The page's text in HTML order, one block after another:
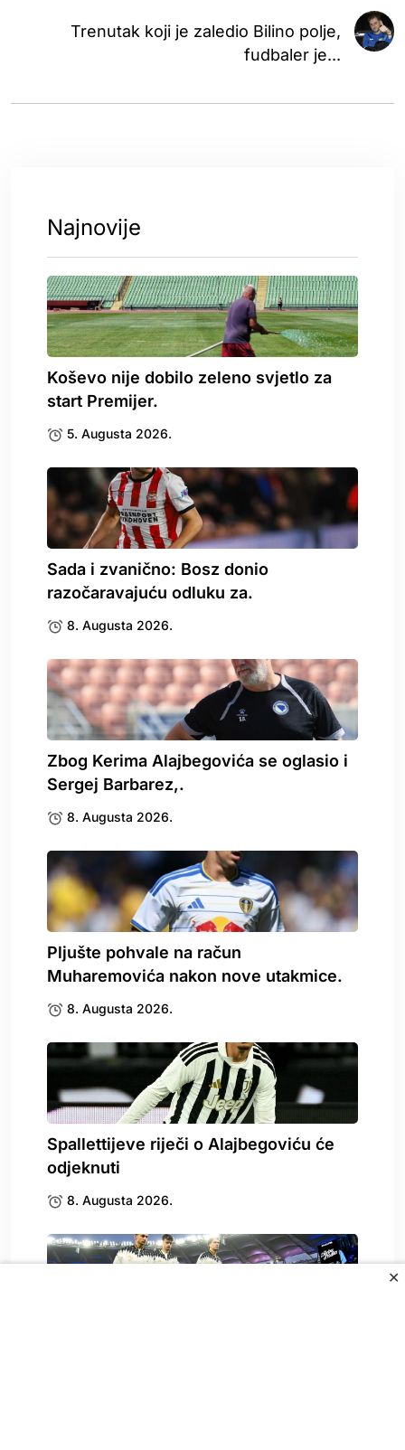
✕
Trenutak koji je zaledio Bilino polje,
fudbaler je...
Najnovije
Koševo nije dobilo zeleno svjetlo za
start Premijer.
5. Augusta 2026.
Sada i zvanično: Bosz donio
razočaravajuću odluku za.
8. Augusta 2026.
Zbog Kerima Alajbegovića se oglasio i
Sergej Barbarez,.
8. Augusta 2026.
Pljušte pohvale na račun
Muharemovića nakon nove utakmice.
8. Augusta 2026.
Spallettijeve riječi o Alajbegoviću će
odjeknuti
8. Augusta 2026.